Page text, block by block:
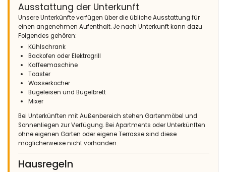
Ausstattung der Unterkunft
Unsere Unterkünfte verfügen über die übliche Ausstattung für
einen angenehmen Aufenthalt. Je nach Unterkunft kann dazu
Folgendes gehören:
Kühlschrank
Backofen oder Elektrogrill
Kaffeemaschine
Toaster
Wasserkocher
Bügeleisen und Bügelbrett
Mixer
Bei Unterkünften mit Außenbereich stehen Gartenmöbel und
Sonnenliegen zur Verfügung. Bei Apartments oder Unterkünften
ohne eigenen Garten oder eigene Terrasse sind diese
möglicherweise nicht vorhanden.
Hausregeln